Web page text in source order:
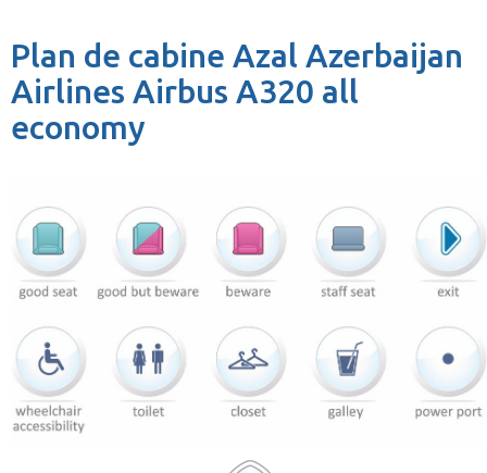
Plan de cabine Azal Azerbaijan
Airlines Airbus A320 all
economy